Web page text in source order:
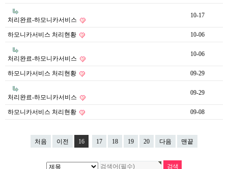
처리완료-하모니카서비스
10-17
하모니카서비스 처리현황 10-06
처리완료-하모니카서비스
10-06
하모니카서비스 처리현황 09-29
처리완료-하모니카서비스
09-29
하모니카서비스 처리현황 09-08
처음 이전 16 17 18 19 20 다음 맨끝